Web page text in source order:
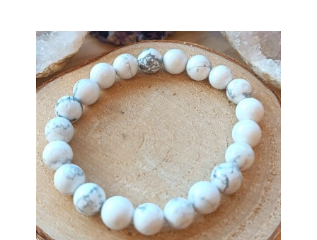
variations.
Les
options
peuvent
être
choisies
sur
la
page
du
produit